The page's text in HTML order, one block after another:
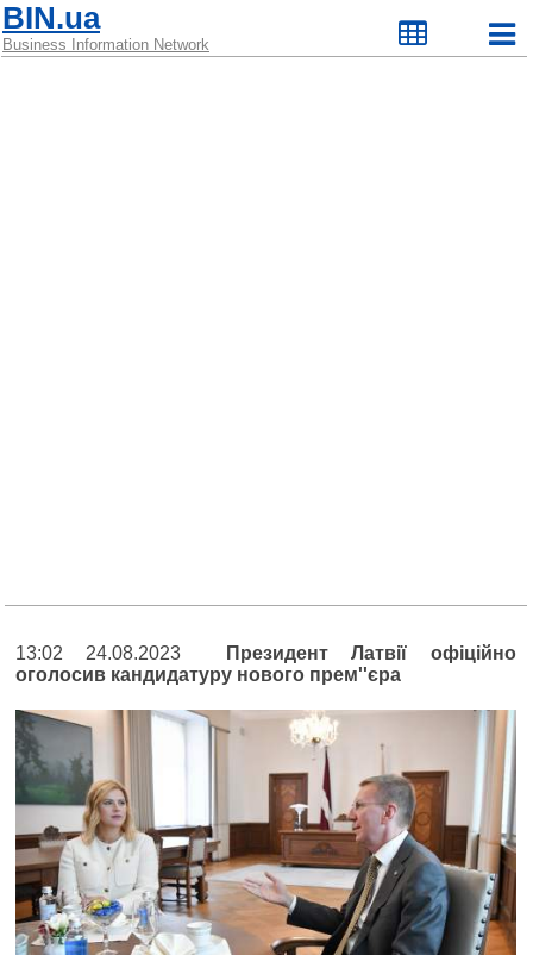
BIN.ua
Business Information Network
13:02 24.08.2023
Президент Латвії офіційно
оголосив кандидатуру нового прем''єра